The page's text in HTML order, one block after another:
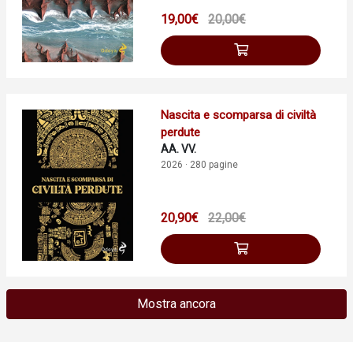
19,00€ 20,00€
Nascita e scomparsa di civiltà
perdute
AA. VV.
2026 · 280 pagine
20,90€ 22,00€
Mostra ancora